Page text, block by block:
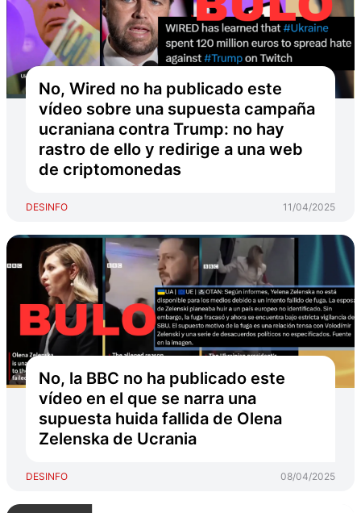
No, Wired no ha publicado este
vídeo sobre una supuesta campaña
ucraniana contra Trump: no hay
rastro de ello y redirige a una web
de criptomonedas
DESINFO 11/04/2025
No, la BBC no ha publicado este
vídeo en el que se narra una
supuesta huida fallida de Olena
Zelenska de Ucrania
DESINFO 08/04/2025